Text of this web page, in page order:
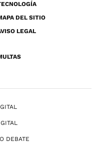
DEL SITIO
LEGAL
DEBATE